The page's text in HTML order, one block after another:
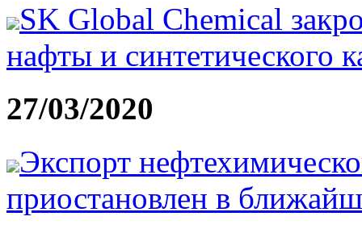
SK Global Chemical
нафты и синтетического
27/03/2020
Экспорт
приостановлен в